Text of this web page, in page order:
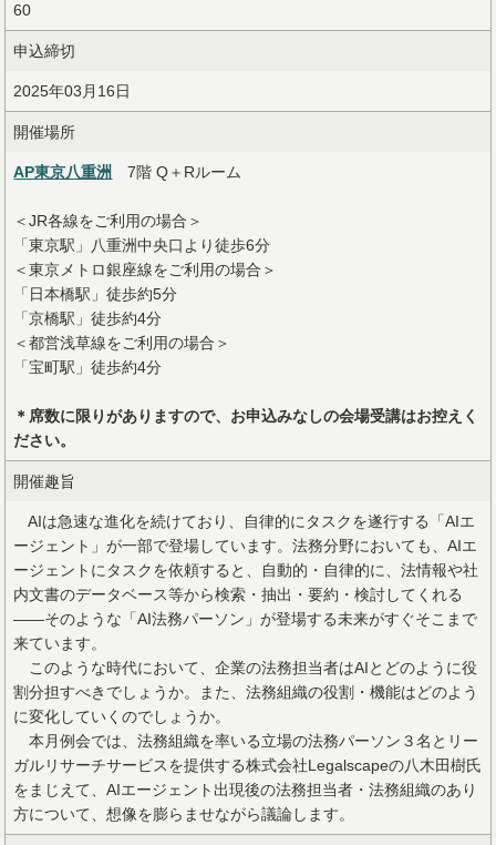
60
申込締切
2025年03月16日
開催場所
AP東京八重洲 7階 Q＋Rルーム
＜JR各線をご利用の場合＞
「東京駅」八重洲中央口より徒歩6分
＜東京メトロ銀座線をご利用の場合＞
「日本橋駅」徒歩約5分
「京橋駅」徒歩約4分
＜都営浅草線をご利用の場合＞
「宝町駅」徒歩約4分
＊席数に限りがありますので、お申込みなしの会場受講はお控えく
ださい。
開催趣旨
AIは急速な進化を続けており、自律的にタスクを遂行する「AIエ
ージェント」が一部で登場しています。法務分野においても、AIエ
ージェントにタスクを依頼すると、自動的・自律的に、法情報や社
内文書のデータベース等から検索・抽出・要約・検討してくれる
――そのような「AI法務パーソン」が登場する未来がすぐそこまで
来ています。
このような時代において、企業の法務担当者はAIとどのように役
割分担すべきでしょうか。また、法務組織の役割・機能はどのよう
に変化していくのでしょうか。
本月例会では、法務組織を率いる立場の法務パーソン３名とリー
ガルリサーチサービスを提供する株式会社Legalscapeの八木田樹氏
をまじえて、AIエージェント出現後の法務担当者・法務組織のあり
方について、想像を膨らませながら議論します。